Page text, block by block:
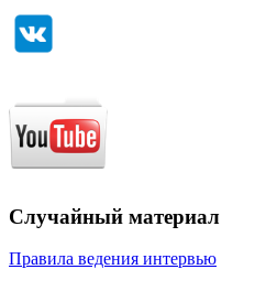
Случайный материал
Правила ведения интервью